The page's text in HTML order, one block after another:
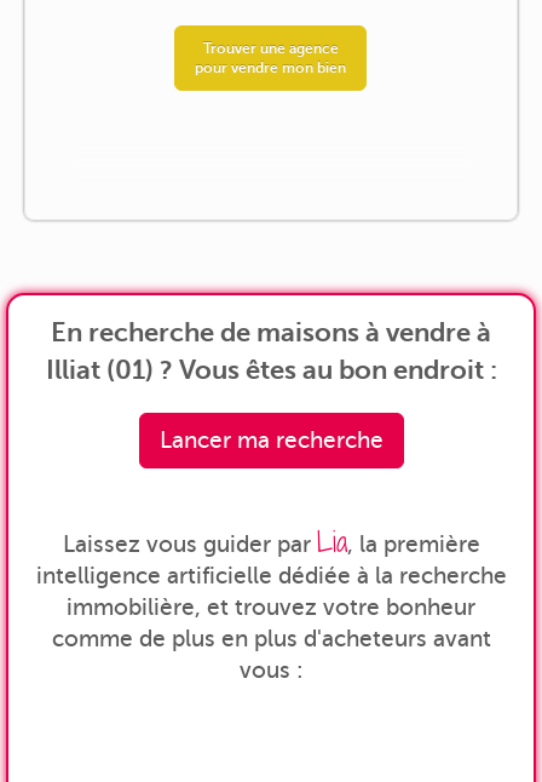
Trouver une agence
pour vendre mon bien
En recherche de maisons à vendre à
Illiat (01) ? Vous êtes au bon endroit :
Lancer ma recherche
Laissez vous guider par Lia, la première
intelligence artificielle dédiée à la recherche
immobilière, et trouvez votre bonheur
comme de plus en plus d'acheteurs avant
vous :